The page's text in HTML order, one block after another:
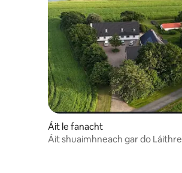
Áit le fanacht
Áit shuaimhneach gar do